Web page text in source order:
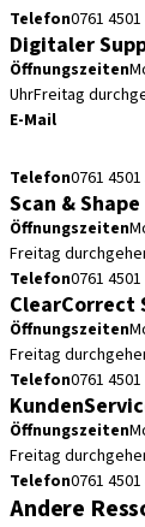
Telefon0761
Digitaler
Öffnungszeiten
UhrFreitag
E-Mail
Telefon0761
Scan &
Öffnungszeiten
Freitag
Telefon0761
ClearCorrect
Öffnungszeiten
Freitag
Telefon0761
Öffnungszeiten
Freitag
Telefon0761 4501
Andere